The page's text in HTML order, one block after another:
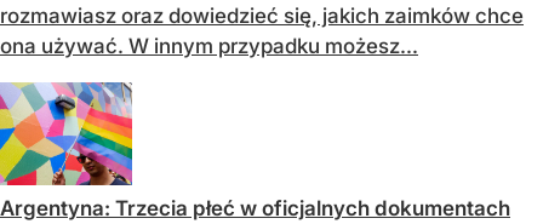
rozmawiasz oraz dowiedzieć się, jakich zaimków chce
ona używać. W innym przypadku możesz...
Argentyna: Trzecia płeć w oficjalnych dokumentach